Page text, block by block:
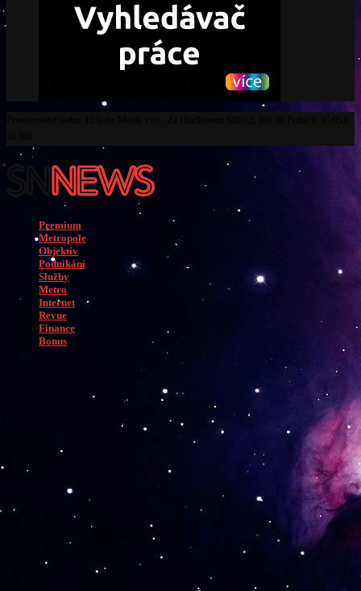
Premium
Metropole
Objektiv
Podnikání
Služby
Metro
Internet
Revue
Finance
Bonus